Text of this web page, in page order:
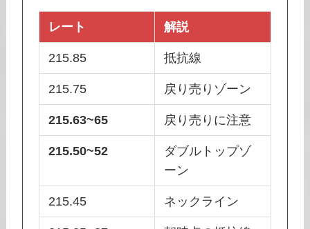
レート 解説
215.85 抵抗線
215.75 戻り売りゾーン
215.63~65 戻り売りに注意
215.50~52
ダブルトップゾ
ーン
215.45 ネックライン